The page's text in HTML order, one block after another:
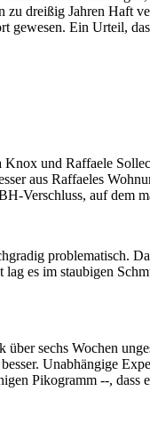
dreißig Jahren Haft
gewesen. Ein Urteil,
und Raffaele
aus Raffaeles
Verschluss, auf dem
problematisch.
es im staubigen
sechs Wochen
Unabhängige
Pikogramm --,